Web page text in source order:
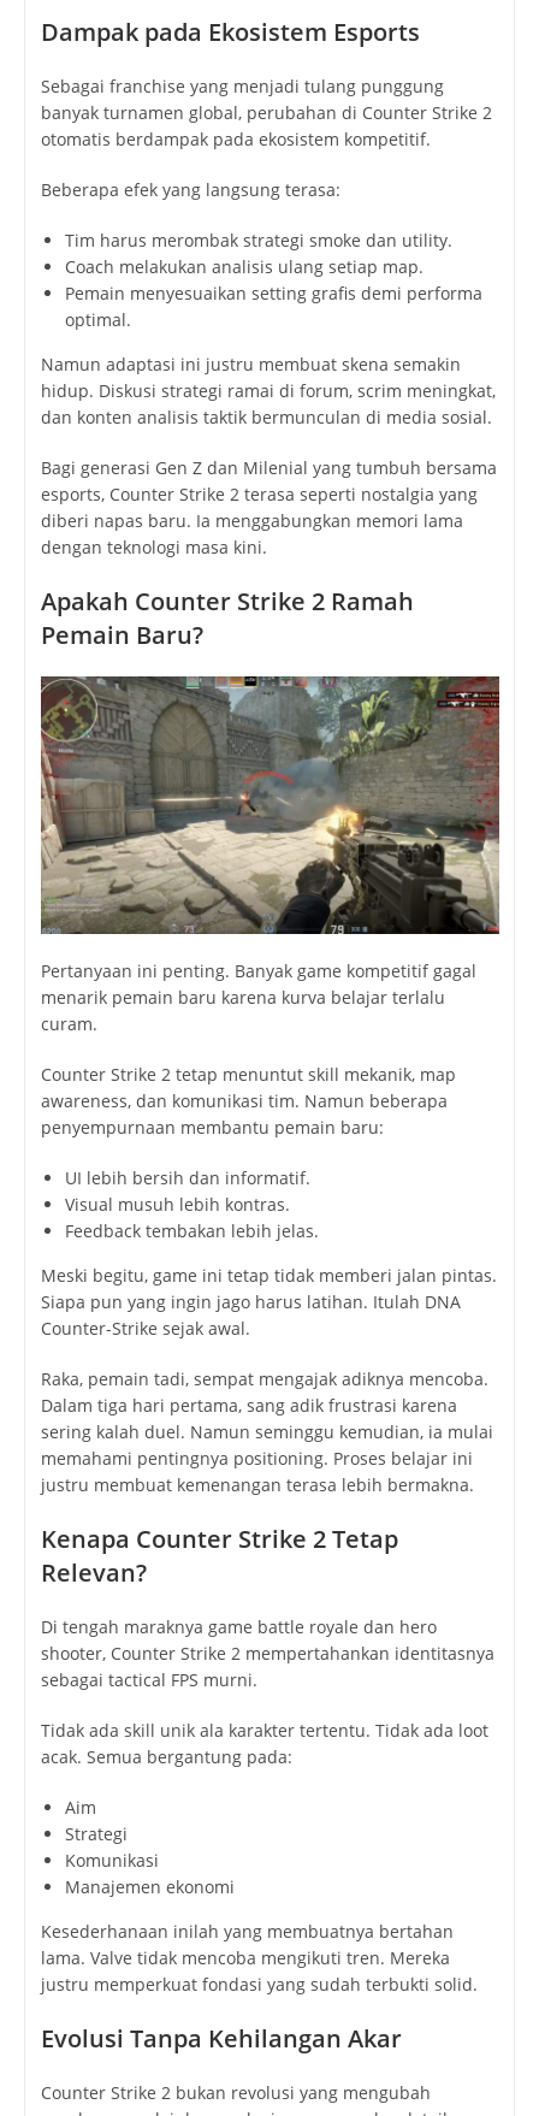
Dampak pada Ekosistem Esports
Sebagai franchise yang menjadi tulang punggung
banyak turnamen global, perubahan di Counter Strike 2
otomatis berdampak pada ekosistem kompetitif.
Beberapa efek yang langsung terasa:
Tim harus merombak strategi smoke dan utility.
Coach melakukan analisis ulang setiap map.
Pemain menyesuaikan setting grafis demi performa
optimal.
Namun adaptasi ini justru membuat skena semakin
hidup. Diskusi strategi ramai di forum, scrim meningkat,
dan konten analisis taktik bermunculan di media sosial.
Bagi generasi Gen Z dan Milenial yang tumbuh bersama
esports, Counter Strike 2 terasa seperti nostalgia yang
diberi napas baru. Ia menggabungkan memori lama
dengan teknologi masa kini.
Apakah Counter Strike 2 Ramah
Pemain Baru?
Pertanyaan ini penting. Banyak game kompetitif gagal
menarik pemain baru karena kurva belajar terlalu
curam.
Counter Strike 2 tetap menuntut skill mekanik, map
awareness, dan komunikasi tim. Namun beberapa
penyempurnaan membantu pemain baru:
UI lebih bersih dan informatif.
Visual musuh lebih kontras.
Feedback tembakan lebih jelas.
Meski begitu, game ini tetap tidak memberi jalan pintas.
Siapa pun yang ingin jago harus latihan. Itulah DNA
Counter-Strike sejak awal.
Raka, pemain tadi, sempat mengajak adiknya mencoba.
Dalam tiga hari pertama, sang adik frustrasi karena
sering kalah duel. Namun seminggu kemudian, ia mulai
memahami pentingnya positioning. Proses belajar ini
justru membuat kemenangan terasa lebih bermakna.
Kenapa Counter Strike 2 Tetap
Relevan?
Di tengah maraknya game battle royale dan hero
shooter, Counter Strike 2 mempertahankan identitasnya
sebagai tactical FPS murni.
Tidak ada skill unik ala karakter tertentu. Tidak ada loot
acak. Semua bergantung pada:
Aim
Strategi
Komunikasi
Manajemen ekonomi
Kesederhanaan inilah yang membuatnya bertahan
lama. Valve tidak mencoba mengikuti tren. Mereka
justru memperkuat fondasi yang sudah terbukti solid.
Evolusi Tanpa Kehilangan Akar
Counter Strike 2 bukan revolusi yang mengubah